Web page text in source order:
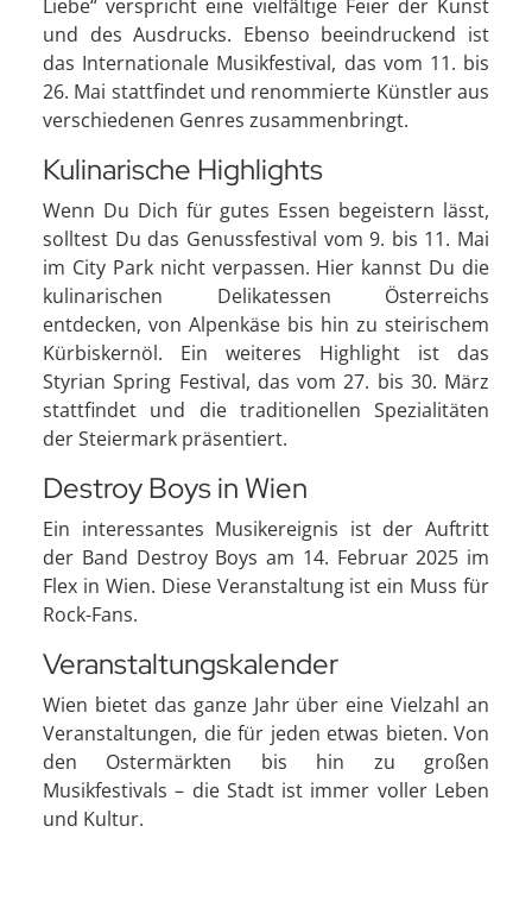
Liebe“ verspricht eine vielfältige Feier der Kunst
und des Ausdrucks. Ebenso beeindruckend ist
das Internationale Musikfestival, das vom 11. bis
26. Mai stattfindet und renommierte Künstler aus
verschiedenen Genres zusammenbringt.
Kulinarische Highlights
Wenn Du Dich für gutes Essen begeistern lässt,
solltest Du das Genussfestival vom 9. bis 11. Mai
im City Park nicht verpassen. Hier kannst Du die
kulinarischen Delikatessen Österreichs
entdecken, von Alpenkäse bis hin zu steirischem
Kürbiskernöl. Ein weiteres Highlight ist das
Styrian Spring Festival, das vom 27. bis 30. März
stattfindet und die traditionellen Spezialitäten
der Steiermark präsentiert.
Destroy Boys in Wien
Ein interessantes Musikereignis ist der Auftritt
der Band Destroy Boys am 14. Februar 2025 im
Flex in Wien. Diese Veranstaltung ist ein Muss für
Rock-Fans.
Veranstaltungskalender
Wien bietet das ganze Jahr über eine Vielzahl an
Veranstaltungen, die für jeden etwas bieten. Von
den Ostermärkten bis hin zu großen
Musikfestivals – die Stadt ist immer voller Leben
und Kultur.